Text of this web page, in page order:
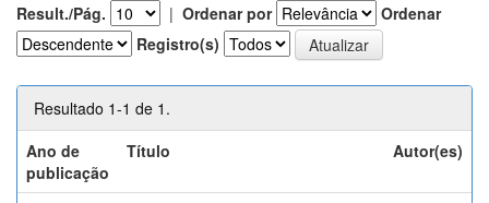
Result./Pág. | Ordenar por
Ordenar
Registro(s)
Resultado 1-1 de 1.
Ano de
publicação
Título Autor(es)